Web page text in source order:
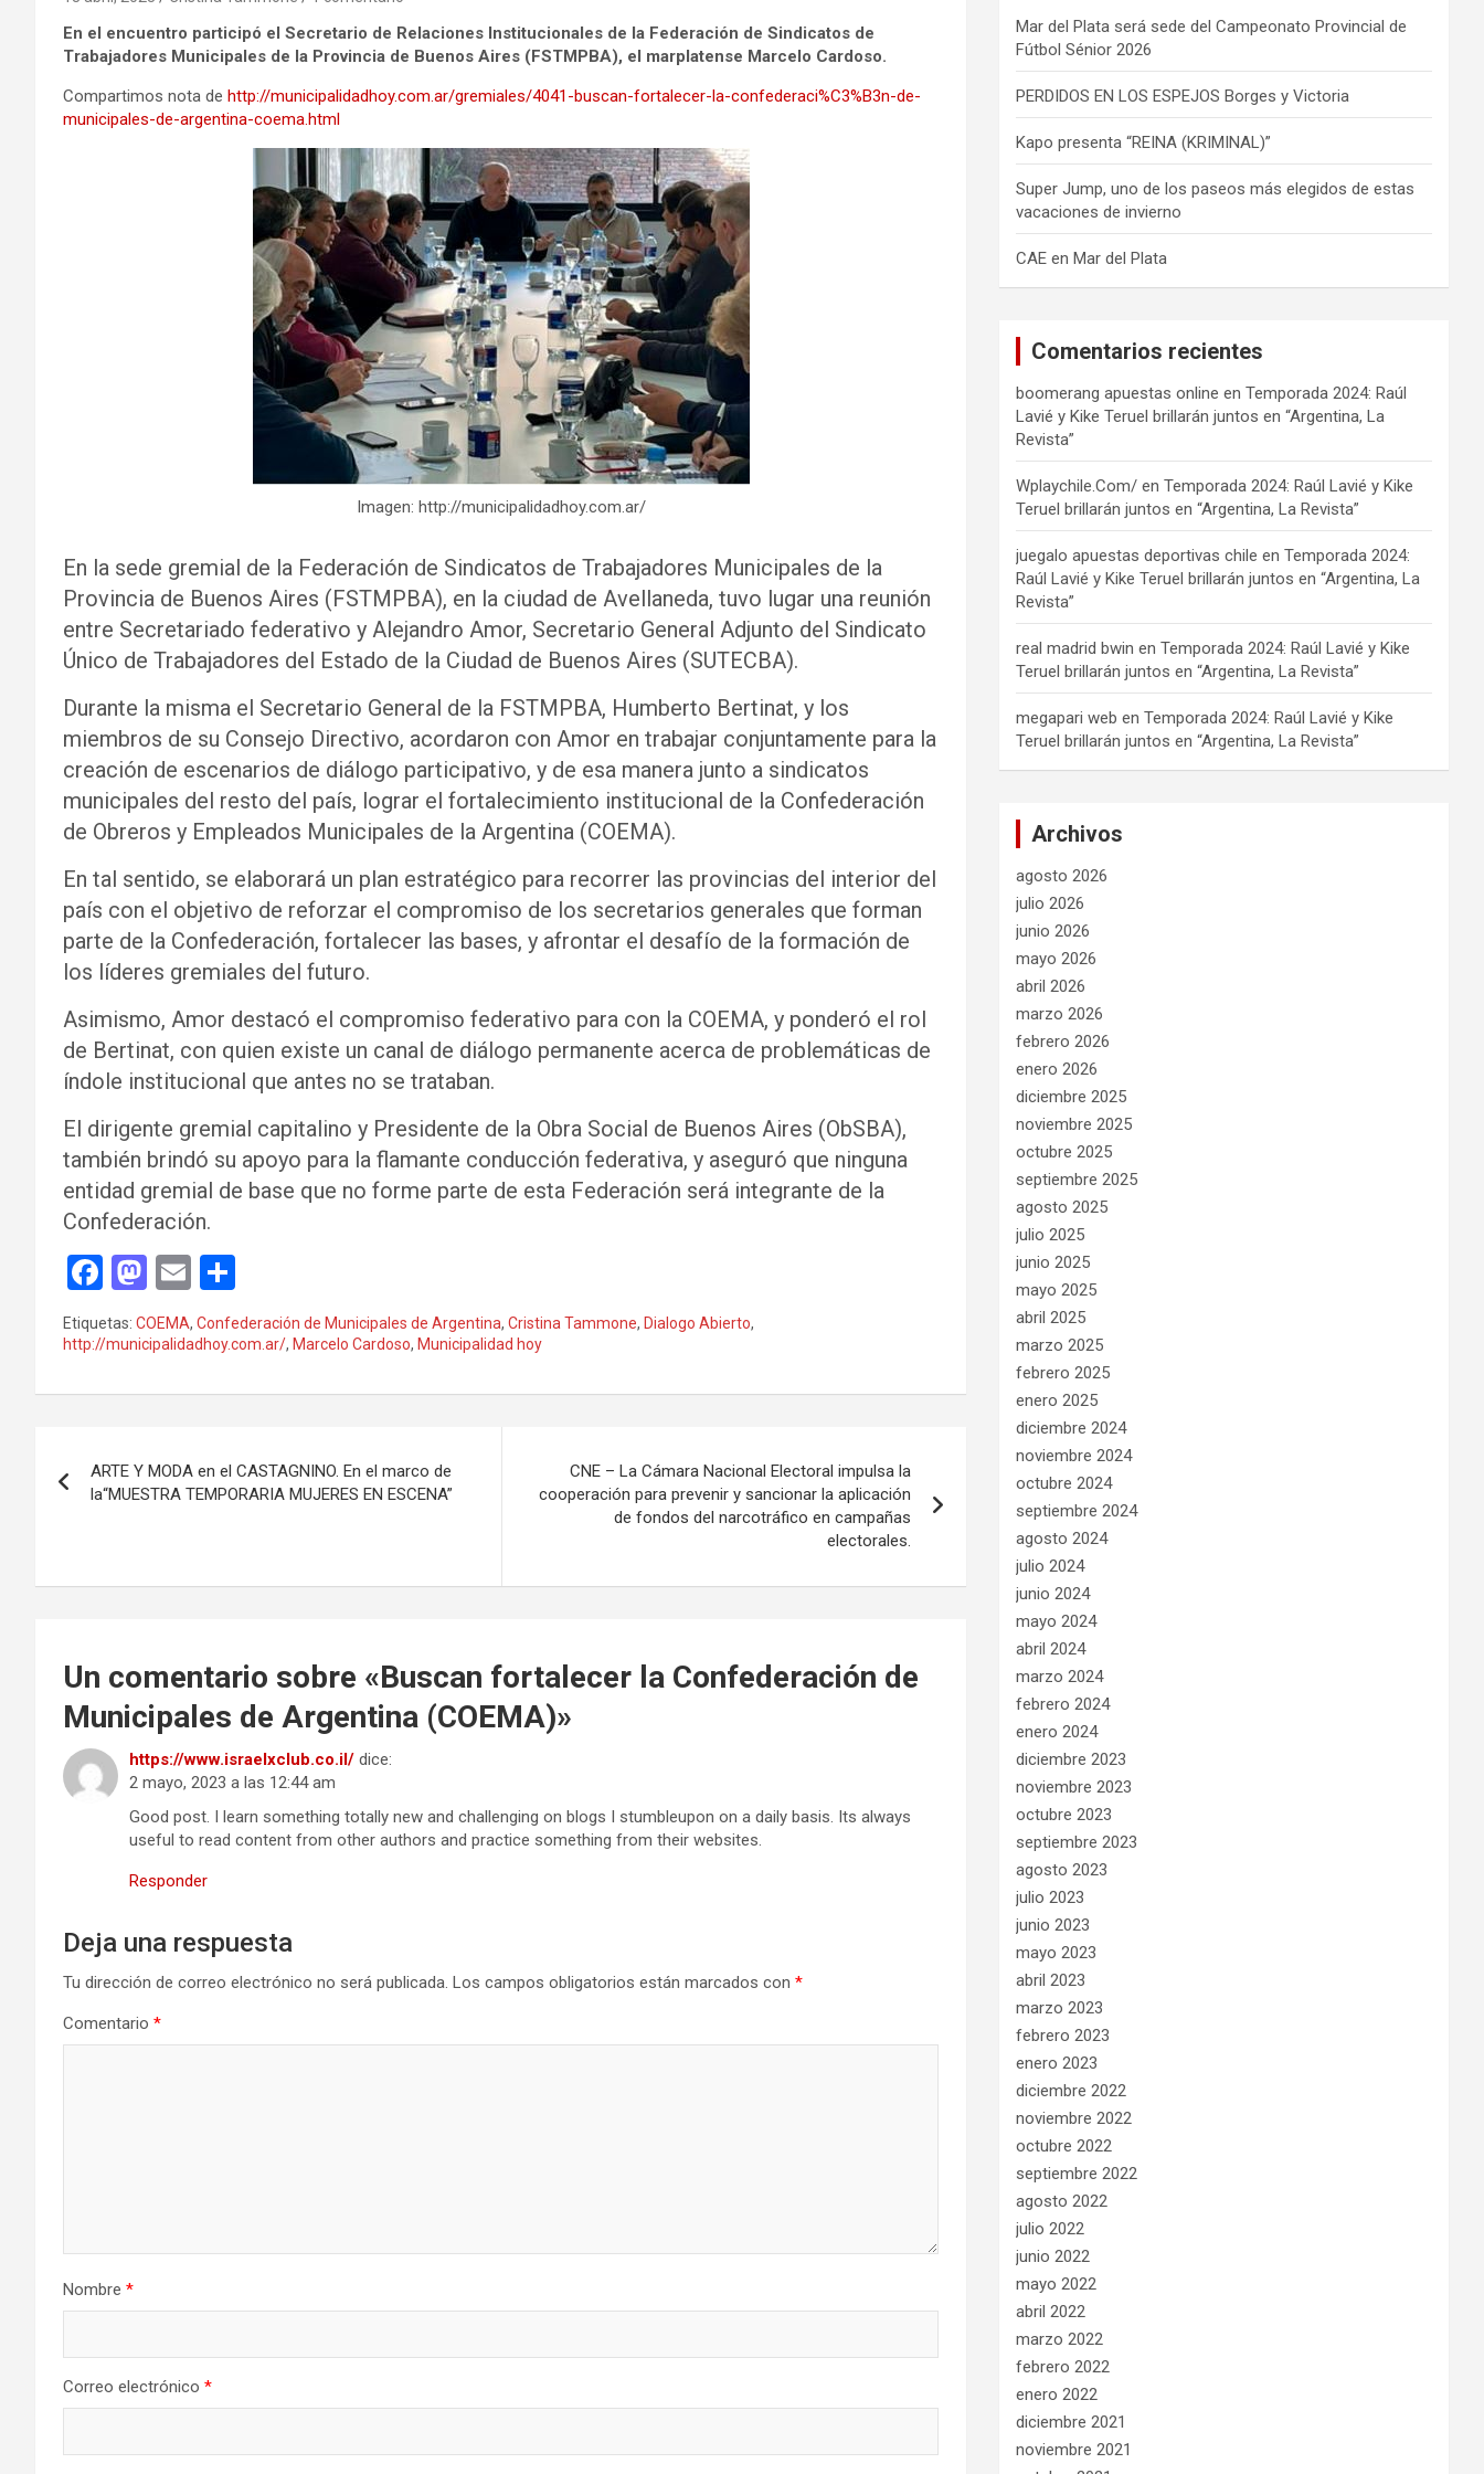
En el encuentro participó el Secretario de Relaciones Institucionales de la Federación de Sindicatos de
Trabajadores Municipales de la Provincia de Buenos Aires (FSTMPBA), el marplatense Marcelo Cardoso.
Compartimos nota de http://municipalidadhoy.com.ar/gremiales/4041-buscan-fortalecer-la-confederaci%C3%B3n-de-
municipales-de-argentina-coema.html
Imagen: http://municipalidadhoy.com.ar/
En la sede gremial de la Federación de Sindicatos de Trabajadores Municipales de la
Provincia de Buenos Aires (FSTMPBA), en la ciudad de Avellaneda, tuvo lugar una reunión
entre Secretariado federativo y Alejandro Amor, Secretario General Adjunto del Sindicato
Único de Trabajadores del Estado de la Ciudad de Buenos Aires (SUTECBA).
Durante la misma el Secretario General de la FSTMPBA, Humberto Bertinat, y los
miembros de su Consejo Directivo, acordaron con Amor en trabajar conjuntamente para la
creación de escenarios de diálogo participativo, y de esa manera junto a sindicatos
municipales del resto del país, lograr el fortalecimiento institucional de la Confederación
de Obreros y Empleados Municipales de la Argentina (COEMA).
En tal sentido, se elaborará un plan estratégico para recorrer las provincias del interior del
país con el objetivo de reforzar el compromiso de los secretarios generales que forman
parte de la Confederación, fortalecer las bases, y afrontar el desafío de la formación de
los líderes gremiales del futuro.
Asimismo, Amor destacó el compromiso federativo para con la COEMA, y ponderó el rol
de Bertinat, con quien existe un canal de diálogo permanente acerca de problemáticas de
índole institucional que antes no se trataban.
El dirigente gremial capitalino y Presidente de la Obra Social de Buenos Aires (ObSBA),
también brindó su apoyo para la flamante conducción federativa, y aseguró que ninguna
entidad gremial de base que no forme parte de esta Federación será integrante de la
Confederación.
F
a
ce
k
M
a
st
n
E
m
ail
o
m
Etiquetas: COEMA, Confederación de Municipales de Argentina, Cristina Tammone, Dialogo Abierto,
http://municipalidadhoy.com.ar/, Marcelo Cardoso, Municipalidad hoy
de
ARTE Y MODA en el CASTAGNINO. En el marco de
la“MUESTRA TEMPORARIA MUJERES EN ESCENA”
CNE – La Cámara Nacional Electoral impulsa la
cooperación para prevenir y sancionar la aplicación
de fondos del narcotráfico en campañas
electorales.
Un comentario sobre «Buscan fortalecer la Confederación de
Municipales de Argentina (COEMA)»
https://www.israelxclub.co.il/ dice:
2 mayo, 2023 a las 12:44 am
Good post. I learn something totally new and challenging on blogs I stumbleupon on a daily basis. Its always
useful to read content from other authors and practice something from their websites.
Responder
Deja una respuesta
Tu dirección de correo electrónico no será publicada. Los campos obligatorios están marcados con *
Comentario *
Nombre *
Correo electrónico *
Mar del Plata será sede del Campeonato Provincial de
Fútbol Sénior 2026
PERDIDOS EN LOS ESPEJOS Borges y Victoria
Kapo presenta “REINA (KRIMINAL)”
Super Jump, uno de los paseos más elegidos de estas
vacaciones de invierno
CAE en Mar del Plata
Comentarios recientes
boomerang apuestas online enTemporada 2024: Raúl
Lavié y Kike Teruel brillarán juntos en “Argentina, La
Revista”
Wplaychile.Com/ enTemporada 2024: Raúl Lavié y Kike
Teruel brillarán juntos en “Argentina, La Revista”
juegalo apuestas deportivas chile enTemporada 2024:
Raúl Lavié y Kike Teruel brillarán juntos en “Argentina, La
Revista”
real madrid bwin enTemporada 2024: Raúl Lavié y Kike
Teruel brillarán juntos en “Argentina, La Revista”
megapari web enTemporada 2024: Raúl Lavié y Kike
Teruel brillarán juntos en “Argentina, La Revista”
Archivos
agosto 2026
julio 2026
junio 2026
mayo 2026
abril 2026
marzo 2026
febrero 2026
enero 2026
diciembre 2025
noviembre 2025
octubre 2025
septiembre 2025
agosto 2025
julio 2025
junio 2025
mayo 2025
abril 2025
marzo 2025
febrero 2025
enero 2025
diciembre 2024
noviembre 2024
octubre 2024
septiembre 2024
agosto 2024
julio 2024
junio 2024
mayo 2024
abril 2024
marzo 2024
febrero 2024
enero 2024
diciembre 2023
noviembre 2023
octubre 2023
septiembre 2023
agosto 2023
julio 2023
junio 2023
mayo 2023
abril 2023
marzo 2023
febrero 2023
enero 2023
diciembre 2022
noviembre 2022
octubre 2022
septiembre 2022
agosto 2022
julio 2022
junio 2022
mayo 2022
abril 2022
marzo 2022
febrero 2022
enero 2022
diciembre 2021
noviembre 2021